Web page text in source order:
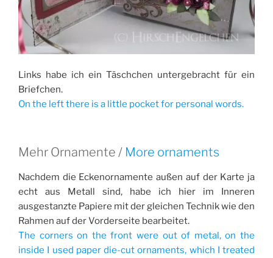
Links habe ich ein Täschchen untergebracht für ein
Briefchen.
On the left there is a little pocket for personal words.
Mehr Ornamente / More ornaments
Nachdem die Eckenornamente außen auf der Karte ja
echt aus Metall sind, habe ich hier im Inneren
ausgestanzte Papiere mit der gleichen Technik wie den
Rahmen auf der Vorderseite bearbeitet.
The corners on the front were out of metal, on the
inside I used paper die-cut ornaments, which I treated